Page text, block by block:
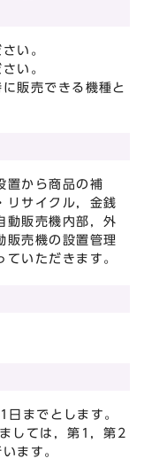
い。
い。
販売できる機種と
置から商品の補
リサイクル，金銭
動販売機内部，外
販売機の設置管理
いただきます。
までとします。
しては，第1，第2
ます。